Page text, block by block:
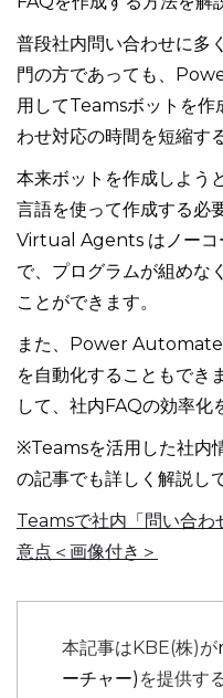
普段社内問い合わせに多
門の方であっても、
用してTeamsボットを作
わせ対応の時間を短縮す
本来ボットを作成しよう
言語を使って作成する
Virtual Agents はノーコ
で、プログラムが組めな
ことができます。
また、Power Automate
を自動化することもでき
して、社内FAQの効率化
※Teamsを活用した社内
の記事でも詳しく解説し
Teamsで社内「問い合わ
意点＜画像付き＞
本記事はKBE(株)が
ーチャー) を提供す